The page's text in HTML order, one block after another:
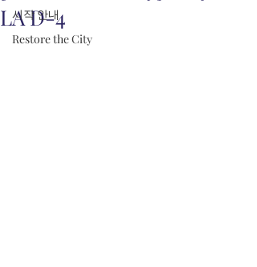
시작 안내
Restore the City
LA D-4